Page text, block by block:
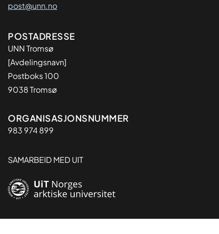
post@unn.no
Adresse
POSTADRESSE
UNN Tromsø
[Avdelingsnavn]
Postboks 100
9038 Tromsø
Organisasjon
ORGANISASJONSNUMMER
983 974 899
SAMARBEID MED UIT